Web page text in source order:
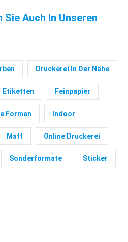
Auch In Unseren
Druckerei In Der Nähe
Etiketten Feinpapier
Formen Indoor
Matt Online Druckerei
Sonderformate Sticker